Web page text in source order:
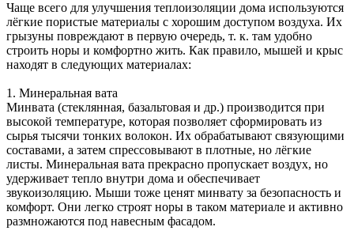
Чаще всего для улучшения теплоизоляции дома используются
лёгкие пористые материалы с хорошим доступом воздуха. Их
грызуны повреждают в первую очередь, т. к. там удобно
строить норы и комфортно жить. Как правило, мышей и крыс
находят в следующих материалах:
1. Минеральная вата
Минвата (стеклянная, базальтовая и др.) производится при
высокой температуре, которая позволяет сформировать из
сырья тысячи тонких волокон. Их обрабатывают связующими
составами, а затем спрессовывают в плотные, но лёгкие
листы. Минеральная вата прекрасно пропускает воздух, но
удерживает тепло внутри дома и обеспечивает
звукоизоляцию. Мыши тоже ценят минвату за безопасность и
комфорт. Они легко строят норы в таком материале и активно
размножаются под навесным фасадом.